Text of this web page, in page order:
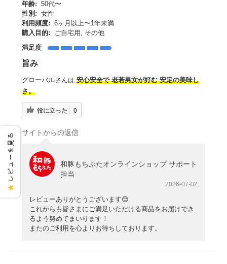
年齢: 50代〜
性別: 女性
利用頻度: 6ヶ月以上〜1年未満
購入目的:
ご自宅用, その他
満足度
旨み
グローバルさんは安心安全で 老若男女が好む 安定の美味し
さ。
役に立った 0
サイトからの返信
和豚もちぶたオンラインショップ サポート
担当
2026-07-02
レビューありがとうございます😊
これからも皆さまにご満足いただける商品をお届けでき
るよう努めてまいります！
またのご利用を心よりお待ちしております。
★
レビューを見る